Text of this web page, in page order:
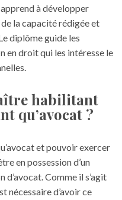
à développer
la capacité rédigée et
diplôme guide les
en droit qui les intéresse le
habilitant
qu’avocat ?
et pouvoir exercer
en possession d’un
d’avocat. Comme il s’agit
nécessaire d’avoir ce